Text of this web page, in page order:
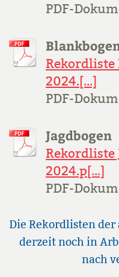
PDF-
Rekordliste
2024.[...]
PDF-
Jagdbogen
Rekordliste
2024.p[...]
PDF-
Die Rekordlisten
derzeit noch in
nach